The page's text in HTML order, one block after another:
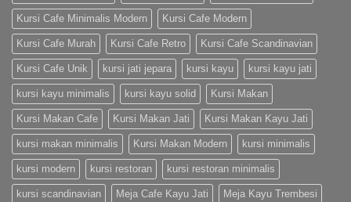
Kursi Cafe Minimalis Modern Kursi Cafe Modern
Kursi Cafe Murah Kursi Cafe Retro Kursi Cafe Scandinavian
Kursi Cafe Unik kursi jati jepara kursi kayu kursi kayu jati
kursi kayu minimalis kursi kayu solid Kursi Makan
Kursi Makan Cafe Kursi Makan Jati Kursi Makan Kayu Jati
kursi makan minimalis Kursi Makan Modern kursi minimalis
kursi modern kursi restoran kursi restoran minimalis
kursi scandinavian Meja Cafe Kayu Jati Meja Kayu Trembesi